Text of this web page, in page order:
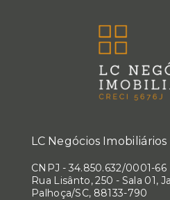
LC Negócios Imobiliários
CNPJ - 34.850.632/0001-66
Rua Lisânto, 250 - Sala 01,
Palhoça/SC, 88133-790